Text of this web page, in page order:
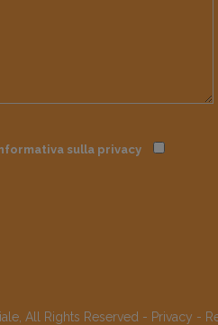
sulla privacy
All Rights Reserved - Privacy -